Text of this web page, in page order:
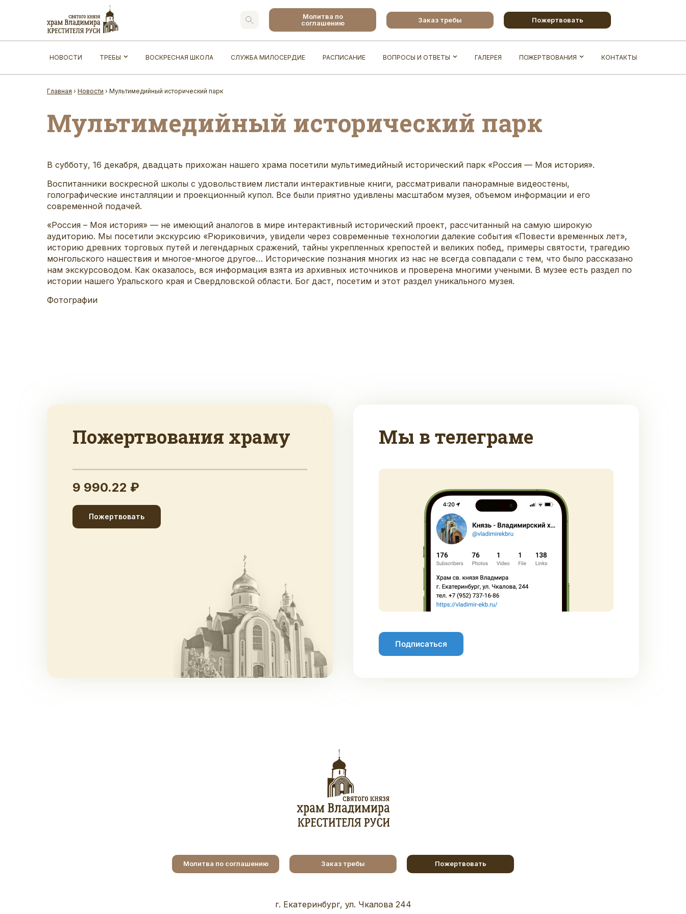
Молитва по
соглашению
Заказ требы Пожертвовать
НОВОСТИ ТРЕБЫ ВОСКРЕСНАЯ ШКОЛА СЛУЖБА МИЛОСЕРДИЕ РАСПИСАНИЕ ВОПРОСЫ И ОТВЕТЫ ГАЛЕРЕЯ ПОЖЕРТВОВАНИЯ КОНТАКТЫ
Главная › Новости › Мультимедийный исторический парк
Мультимедийный исторический парк
В субботу, 16 декабря, двадцать прихожан нашего храма посетили мультимедийный исторический парк «Россия — Моя история».
Воспитанники воскресной школы с удовольствием листали интерактивные книги, рассматривали панорамные видеостены,
голографические инсталляции и проекционный купол. Все были приятно удивлены масштабом музея, объемом информации и его
современной подачей.
«Россия – Моя история» — не имеющий аналогов в мире интерактивный исторический проект, рассчитанный на самую широкую
аудиторию. Мы посетили экскурсию «Рюриковичи», увидели через современные технологии далекие события «Повести временных лет»,
историю древних торговых путей и легендарных сражений, тайны укрепленных крепостей и великих побед, примеры святости, трагедию
монгольского нашествия и многое-многое другое… Исторические познания многих из нас не всегда совпадали с тем, что было рассказано
нам экскурсоводом. Как оказалось, вся информация взята из архивных источников и проверена многими учеными. В музее есть раздел по
истории нашего Уральского края и Свердловской области. Бог даст, посетим и этот раздел уникального музея.
Фотографии
Пожертвования храму
9 990.22 ₽
Пожертвовать
Мы в телеграме
Подписаться
Молитва по соглашению Заказ требы Пожертвовать
г. Екатеринбург, ул. Чкалова 244